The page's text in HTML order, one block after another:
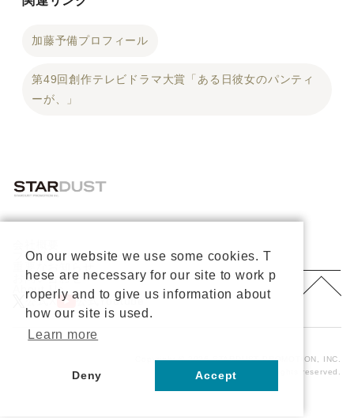
加藤予備プロフィール
第49回創作テレビドラマ大賞「ある日彼女のパンティ
ーが、」
プライバシーポリシー
お問い合わせ
About Us
公式X
公式Youtube
Copyright © 2026 STARDUST PROMOTION, INC.
All rights reserved.
On our website we use some cookies. T
hese are necessary for our site to work p
roperly and to give us information about
how our site is used.
Learn more
Deny Accept